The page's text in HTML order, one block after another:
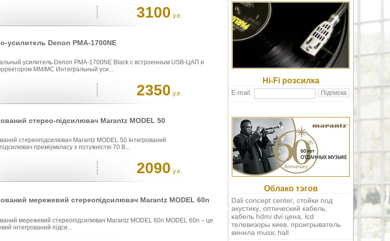
3100 у.е.
усилитель Denon PMA-1700NE
усилитель Denon PMA-1700NE Black с встроенным USB-ЦАП и
MM/MC Интегральный уси...
2350 у.е.
стерео-підсилювач Marantz MODEL 50
стереопідсилювач Marantz MODEL 50 Інтегрований
преміумкласу з потужністю 70 В...
2090 у.е.
мережевий стереопідсилювач Marantz MODEL 60n
мережевий стереопідсилювач Marantz MODEL 60n MODEL 60n – це
інтегрований підси...
Hi-Fi розсилка
E-mail:
Облако тэгов
Dali concept center стойки под
акустику оптический кабель
кабель hdmi dvi цена
lcd
телевизоры киев проигрыватель
винила music hall